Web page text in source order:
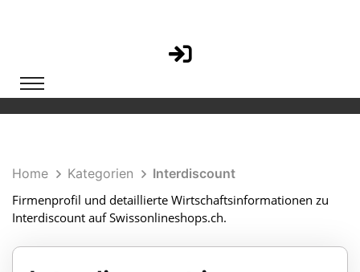
Home Kategorien
Interdiscount
Firmenprofil und detaillierte Wirtschaftsinformationen zu
Interdiscount auf Swissonlineshops.ch.